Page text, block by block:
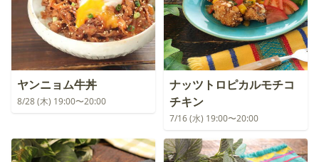
ヤンニョム牛丼
8/28 (木) 19:00〜20:00
ナッツトロピカルモチコ
チキン
7/16 (水) 19:00〜20:00